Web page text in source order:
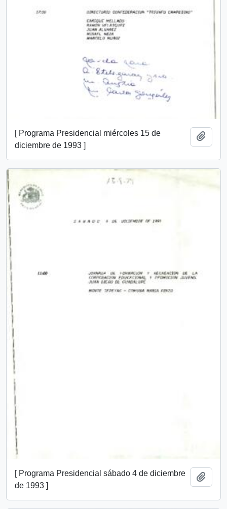
[ Programa Presidencial miércoles 15 de
diciembre de 1993 ]
[ Programa Presidencial sábado 4 de diciembre
de 1993 ]